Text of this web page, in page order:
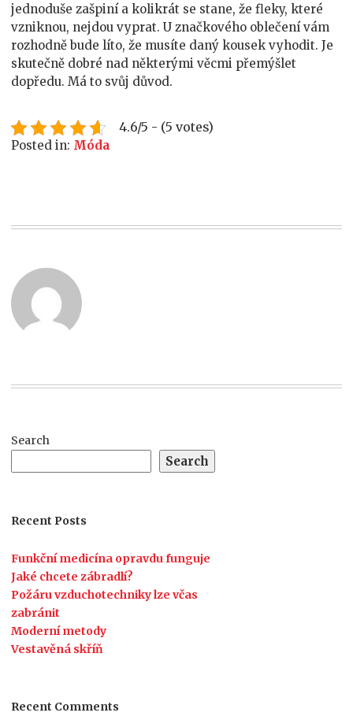
jednoduše zašpiní a kolikrát se stane, že fleky, které
vzniknou, nejdou vyprat. U značkového oblečení vám
rozhodně bude líto, že musíte daný kousek vyhodit. Je
skutečně dobré nad některými věcmi přemýšlet
dopředu. Má to svůj důvod.
4.6/5 - (5 votes)
Posted in: Móda
Search
Search
Recent Posts
Funkční medicína opravdu funguje
Jaké chcete zábradlí?
Požáru vzduchotechniky lze včas
zabránit
Moderní metody
Vestavěná skříň
Recent Comments